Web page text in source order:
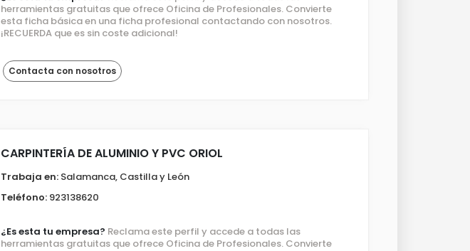
herramientas gratuitas que ofrece Oficina de Profesionales. Convierte
esta ficha básica en una ficha profesional contactando con nosotros.
¡RECUERDA que es sin coste adicional!
Contacta con nosotros
CARPINTERÍA DE ALUMINIO Y PVC ORIOL
Trabaja en: Salamanca, Castilla y León
Teléfono: 923138620
¿Es esta tu empresa? Reclama este perfil y accede a todas las
herramientas gratuitas que ofrece Oficina de Profesionales. Convierte